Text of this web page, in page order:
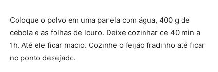
Coloque o polvo em uma panela com água, 400 g de
cebola e as folhas de louro. Deixe cozinhar de 40 min a
1h. Até ele ficar macio. Cozinhe o feijão fradinho até ficar
no ponto desejado.